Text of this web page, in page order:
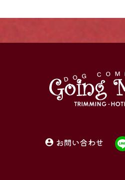
お問い合わせ